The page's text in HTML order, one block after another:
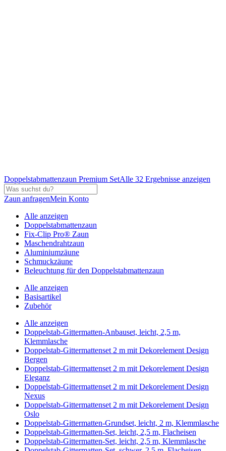
Doppelstabmattenzaun Premium SetAlle 32 Ergebnisse anzeigen
Zaun anfragenMein Konto
Alle anzeigen
Doppelstabmattenzaun
Fix-Clip Pro® Zaun
Maschendrahtzaun
Aluminiumzäune
Schmuckzäune
Beleuchtung für den Doppelstabmattenzaun
Alle anzeigen
Basisartikel
Zubehör
Alle anzeigen
Doppelstab-Gittermatten-Anbauset, leicht, 2,5 m,
Klemmlasche
Doppelstab-Gittermattenset 2 m mit Dekorelement Design
Bergen
Doppelstab-Gittermattenset 2 m mit Dekorelement Design
Eleganz
Doppelstab-Gittermattenset 2 m mit Dekorelement Design
Nexus
Doppelstab-Gittermattenset 2 m mit Dekorelement Design
Oslo
Doppelstab-Gittermatten-Grundset, leicht, 2 m, Klemmlasche
Doppelstab-Gittermatten-Set, leicht, 2,5 m, Flacheisen
Doppelstab-Gittermatten-Set, leicht, 2,5 m, Klemmlasche